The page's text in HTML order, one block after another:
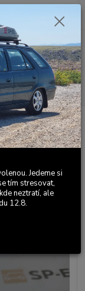
Menu
Hledat
0,00 Kč
misky ventilových
pružina - dural
1.0 - 1.4
-
Jedeme si
tím stresovat,
neztratí, ale
12.8.